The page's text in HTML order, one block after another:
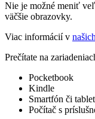
Nie je možné meniť
väčšie obrazovky.
Viac informácií v
Prečítate na
Pocketbook
Kindle
Smartfón či
Počítač s